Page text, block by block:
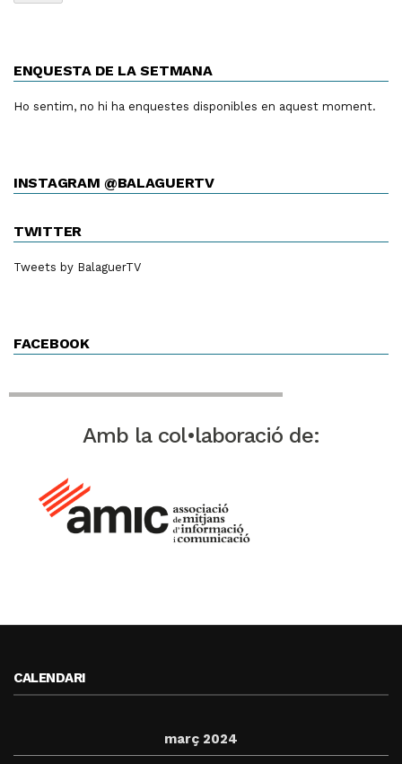
ENQUESTA DE LA SETMANA
Ho sentim, no hi ha enquestes disponibles en aquest moment.
INSTAGRAM @BALAGUERTV
TWITTER
Tweets by BalaguerTV
FACEBOOK
Amb la col•laboració de:
CALENDARI
març 2024